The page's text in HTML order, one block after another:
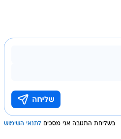
בשליחת התגובה אני מסכים לתנאי השימוש